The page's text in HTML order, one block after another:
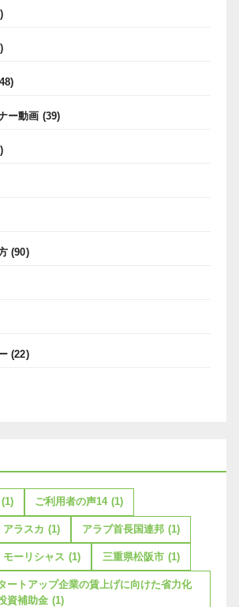
ー動画 (39)
(90)
(22)
(1) ご利用者の声14 (1)
アラスカ (1) アラブ首長国連邦 (1)
モーリシャス (1) 三重県松阪市 (1)
ートアップ企業の賃上げに向けた省力化
資補助金 (1)